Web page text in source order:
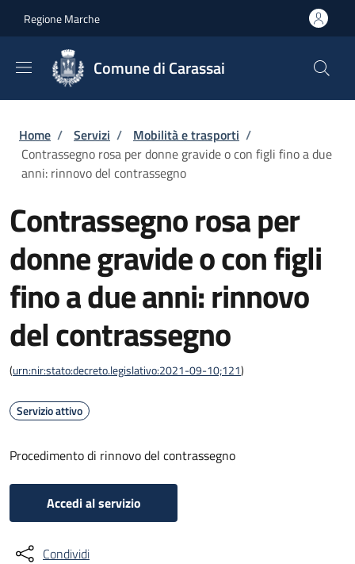
Regione Marche
Comune di Carassai
Briciole di pane
Home / Servizi / Mobilità e trasporti /
Contrassegno rosa per donne gravide o con figli fino a due
anni: rinnovo del contrassegno
Contrassegno rosa per
donne gravide o con figli
fino a due anni: rinnovo
del contrassegno
(urn:nir:stato:decreto.legislativo:2021-09-10;121)
Servizio attivo
Procedimento di rinnovo del contrassegno
Accedi al servizio
Condividi